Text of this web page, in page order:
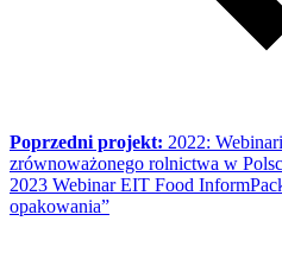
Poprzedni projekt: 2022:
zrównoważonego rolnictwa w
2023 Webinar EIT Food
opakowania”